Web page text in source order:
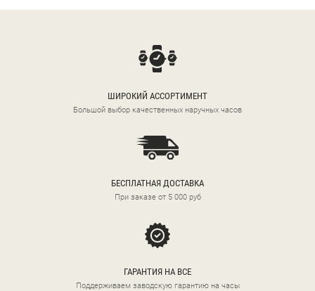
ШИРОКИЙ АССОРТИМЕНТ
Большой выбор качественных наручных часов
БЕСПЛАТНАЯ ДОСТАВКА
При заказе от 5 000 руб
ГАРАНТИЯ НА ВСЕ
Поддерживаем заводскую гарантию на часы